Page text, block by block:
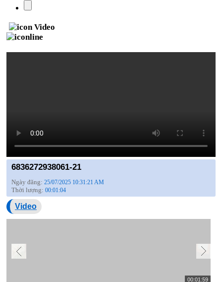
Video
6836272938061-21
Ngày đăng: 25/07/2025 10:31:21 AM
Thời lượng: 00:01:04
Video
00:01:59